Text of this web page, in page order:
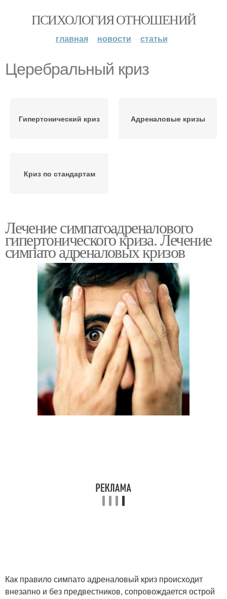
ПСИХОЛОГИЯ ОТНОШЕНИЙ
главная новости статьи
Церебральный криз
Гипертонический криз Адреналовые кризы
Криз по стандартам
Лечение симпатоадреналового
гипертонического криза. Лечение
симпато адреналовых кризов
Как правило симпато адреналовый криз происходит
внезапно и без предвестников, сопровождается острой